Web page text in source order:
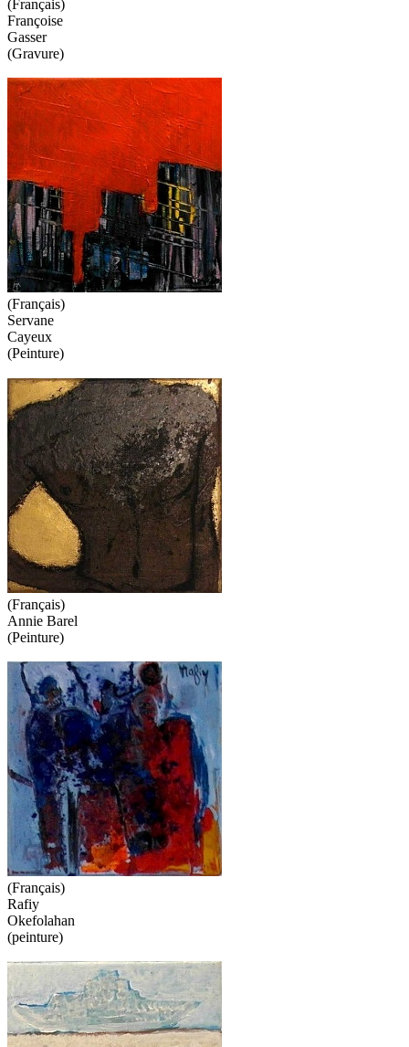
(Français)
Françoise
Gasser
(Gravure)
(Français)
Servane
Cayeux
(Peinture)
(Français)
Annie Barel
(Peinture)
(Français)
Rafiy
Okefolahan
(peinture)